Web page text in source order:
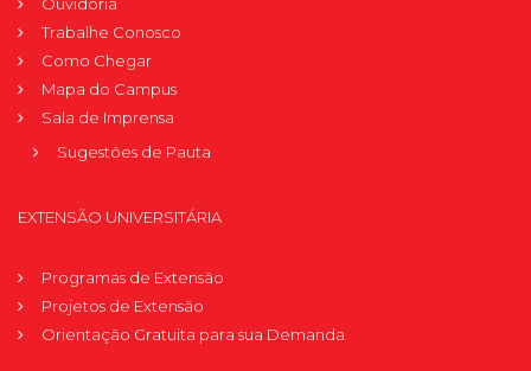
Trabalhe Conosco
Como Chegar
Mapa do Campus
Sala de Imprensa
Sugestões de Pauta
EXTENSÃO UNIVERSITÁRIA
Programas de Extensão
Projetos de Extensão
Orientação Gratuita para sua Demanda